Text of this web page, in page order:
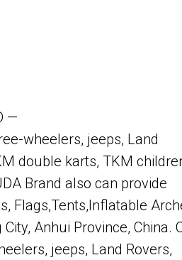
—
wheelers, jeeps, Land
double karts, TKM
Brand also can provide
Flags,Tents,Inflatable
Anhui Province, China.
jeeps, Land Rovers,